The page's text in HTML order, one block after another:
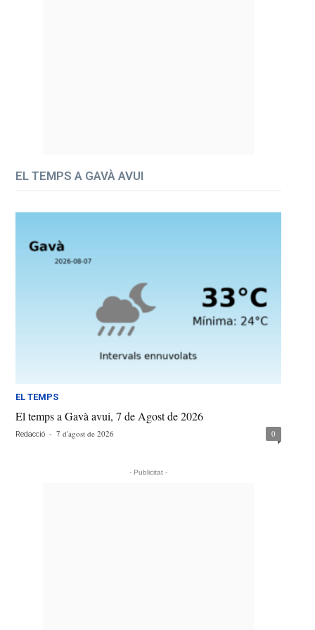
EL TEMPS A GAVÀ AVUI
EL TEMPS
El temps a Gavà avui, 7 de Agost de 2026
Redacció - 7 d'agost de 2026 0
- Publicitat -